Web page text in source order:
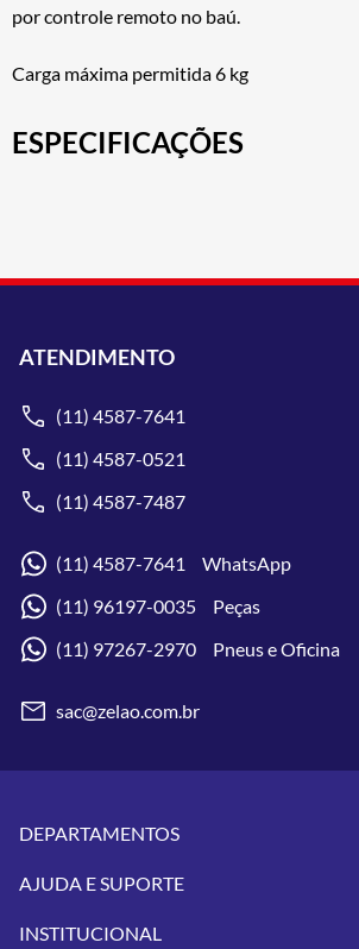
por controle remoto no baú.
Carga máxima permitida 6 kg
ESPECIFICAÇÕES
ATENDIMENTO
(11) 4587-7641
(11) 4587-0521
(11) 4587-7487
(11) 4587-7641 WhatsApp
(11) 96197-0035 Peças
(11) 97267-2970 Pneus e Oficina
sac@zelao.com.br
DEPARTAMENTOS
Vestuários
Pneus
AJUDA E SUPORTE
INSTITUCIONAL